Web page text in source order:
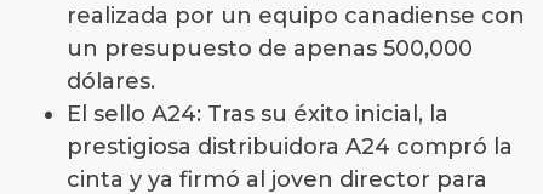
realizada por un equipo canadiense con
un presupuesto de apenas 500,000
dólares.
El sello A24: Tras su éxito inicial, la
prestigiosa distribuidora A24 compró la
cinta y ya firmó al joven director para